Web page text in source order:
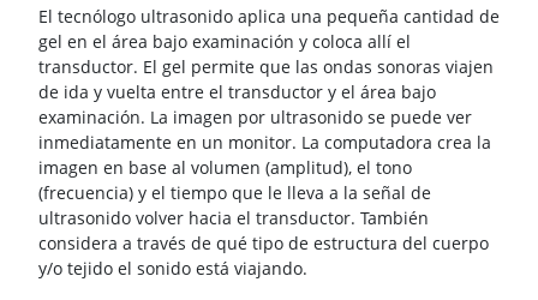
El tecnólogo ultrasonido aplica una pequeña cantidad de
gel en el área bajo examinación y coloca allí el
transductor. El gel permite que las ondas sonoras viajen
de ida y vuelta entre el transductor y el área bajo
examinación. La imagen por ultrasonido se puede ver
inmediatamente en un monitor. La computadora crea la
imagen en base al volumen (amplitud), el tono
(frecuencia) y el tiempo que le lleva a la señal de
ultrasonido volver hacia el transductor. También
considera a través de qué tipo de estructura del cuerpo
y/o tejido el sonido está viajando.